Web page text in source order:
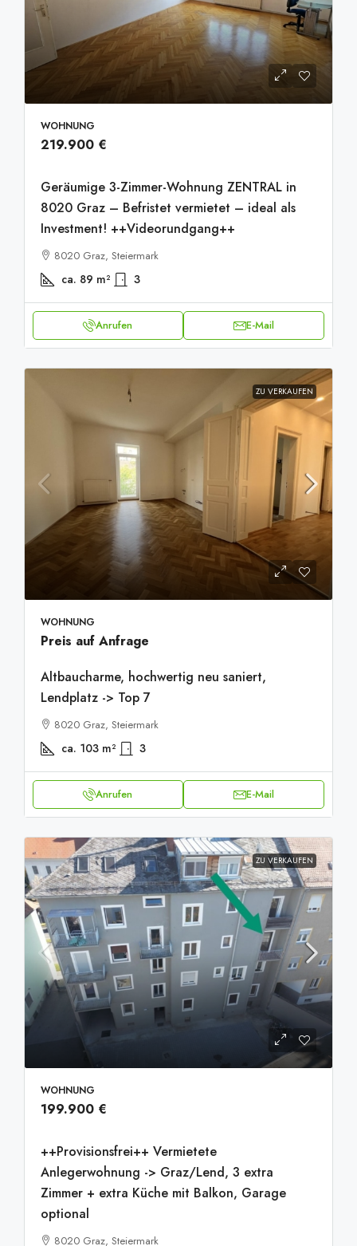
WOHNUNG
219.900 €
Geräumige 3-Zimmer-Wohnung ZENTRAL in
8020 Graz – Befristet vermietet – ideal als
Investment! ++Videorundgang++
8020 Graz, Steiermark
ca. 89 m² 3
Anrufen E-Mail
ZU VERKAUFEN
WOHNUNG
Preis auf Anfrage
Altbaucharme, hochwertig neu saniert,
Lendplatz -> Top 7
8020 Graz, Steiermark
ca. 103 m² 3
Anrufen E-Mail
ZU VERKAUFEN
WOHNUNG
199.900 €
++Provisionsfrei++ Vermietete
Anlegerwohnung -> Graz/Lend, 3 extra
Zimmer + extra Küche mit Balkon, Garage
optional
8020 Graz, Steiermark